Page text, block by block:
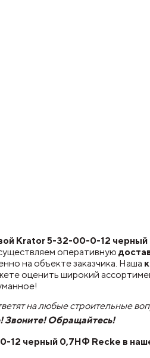
Krator 5-32-00-0-12 черный
оперативную
на объекте заказчика. Наша
оценить широкий
на любые строительные
Звоните! Обращайтесь!
12 черный 0,7НФ Recke в